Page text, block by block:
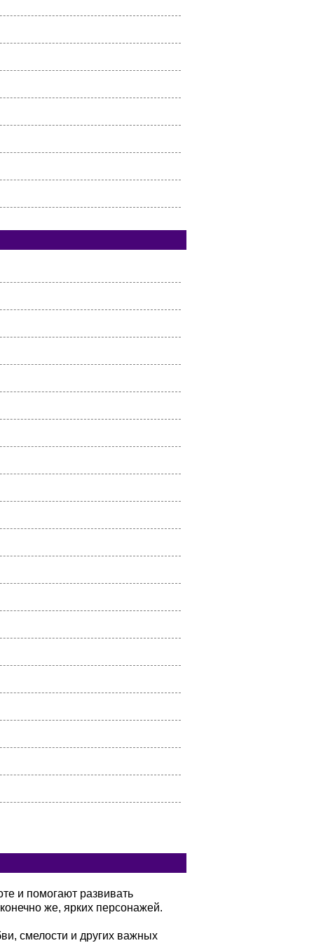
и помогают развивать
же, ярких персонажей.
смелости и других важных